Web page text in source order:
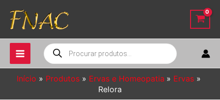
para
conteúdo
Pesquisar
produtos
Início Produtos Ervas e Homeopatia
Ervas
Relora